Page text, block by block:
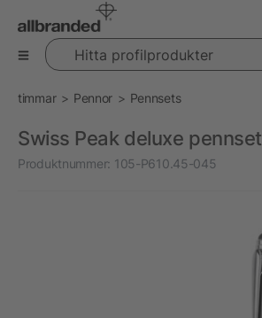
Hitta profilprodukter
timmar Pennor Pennsets
Swiss Peak deluxe pennset
Produktnummer: 105-P610.45-045